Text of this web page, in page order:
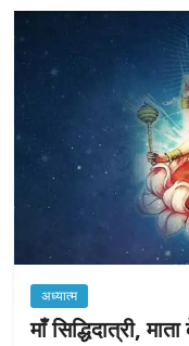
अध्यात्म
माँ सिद्धिदात्री,